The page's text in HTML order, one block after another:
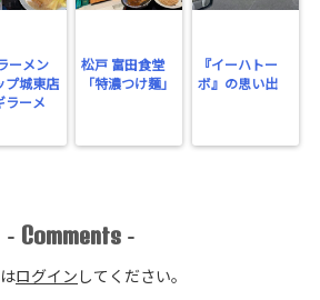
ーメン
プ城東店
ラーメ
松戸 富田食堂
「特濃つけ麺」
『イーハトー
ボ』の思い出
- Comments -
ログイン してください。